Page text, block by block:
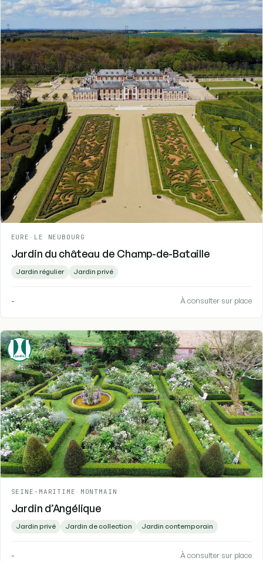
EURE - LE NEUBOURG
Jardin du château de Champ-de-Bataille
Jardin régulier Jardin privé
- À consulter sur place
SEINE-MARITIME - MONTMAIN
Jardin d’Angélique
Jardin privé Jardin de collection Jardin contemporain
- À consulter sur place